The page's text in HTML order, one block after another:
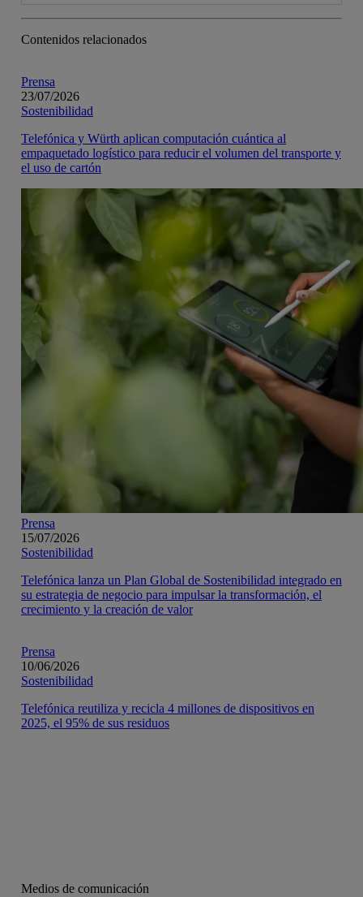
Contenidos relacionados
Prensa
23/07/2026
Sostenibilidad
Telefónica y Würth aplican computación cuántica al
empaquetado logístico para reducir el volumen del transporte y
el uso de cartón
Prensa
15/07/2026
Sostenibilidad
Telefónica lanza un Plan Global de Sostenibilidad integrado en
su estrategia de negocio para impulsar la transformación, el
crecimiento y la creación de valor
Prensa
10/06/2026
Sostenibilidad
Telefónica reutiliza y recicla 4 millones de dispositivos en
2025, el 95% de sus residuos
Medios de comunicación